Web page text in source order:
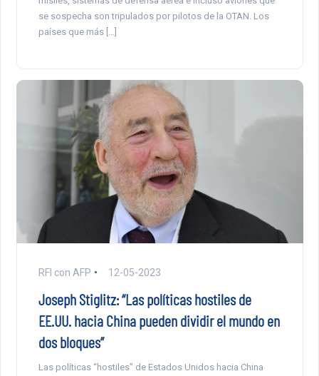
se sospecha son tripulados por pilotos de la OTAN. Los
países que más […]
RFI con AFP 12-05-2023
Joseph Stiglitz: “Las políticas hostiles de
EE.UU. hacia China pueden dividir el mundo en
dos bloques”
Las políticas “hostiles” de Estados Unidos hacia China